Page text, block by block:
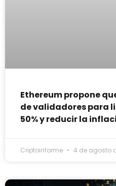
Ethereum propone
de validadores para
50% y reducir la
Criptoinforme 4 de agosto